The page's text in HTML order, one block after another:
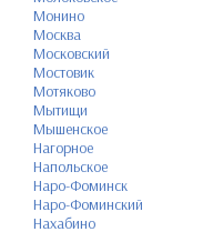
Монино
Москва
Московский
Мостовик
Мотяково
Мытищи
Мышенское
Нагорное
Напольское
Наро-Фоминск
Наро-Фоминский
Нахабино